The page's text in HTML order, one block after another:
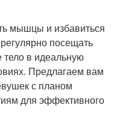
мышцы и избавиться
посещать
тело в идеальную
Предлагаем вам
с планом
для эффективного